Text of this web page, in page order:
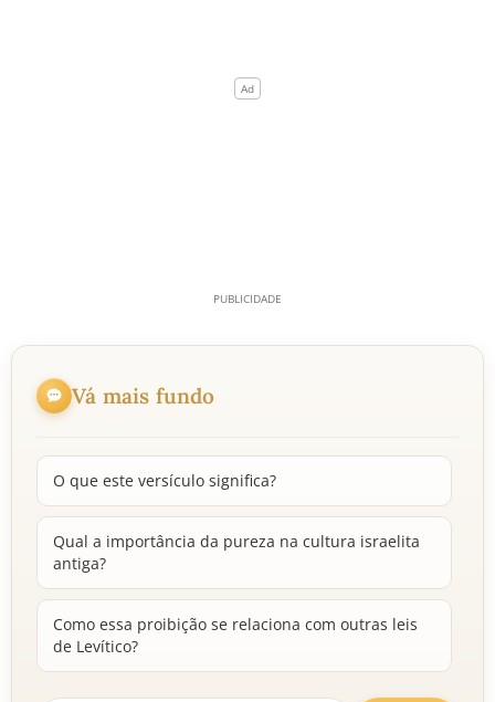
Vá mais fundo
O que este versículo significa?
Qual a importância da pureza na cultura israelita
antiga?
Como essa proibição se relaciona com outras leis
de Levítico?